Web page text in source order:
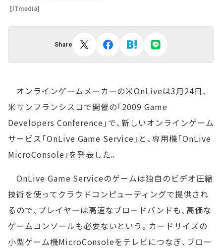
[ITmedia]
Share
オンラインゲームメーカーの米OnLiveは3月24日、
米サンフランシスコで開催の「2009 Game
Developers Conference」で、新しいオンラインゲーム
サービス「OnLive Game Service」と、専用機「OnLive
MicroConsole」を発表した。
OnLive Game Serviceのゲームは独自のビデオ圧縮
技術を使ってクラウドコンピューティングで提供され
るので、プレイヤーは高速なブロードバンドも、高価な
ゲームコンソールも必要ないという。カードサイズの
小型ゲーム機MicroConsoleをテレビにつなぎ、ブロー